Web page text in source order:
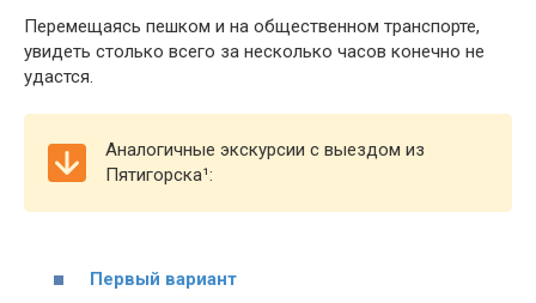
Перемещаясь пешком и на общественном транспорте,
увидеть столько всего за несколько часов конечно не
удастся.
Аналогичные экскурсии с выездом из
Пятигорска¹:
Первый вариант